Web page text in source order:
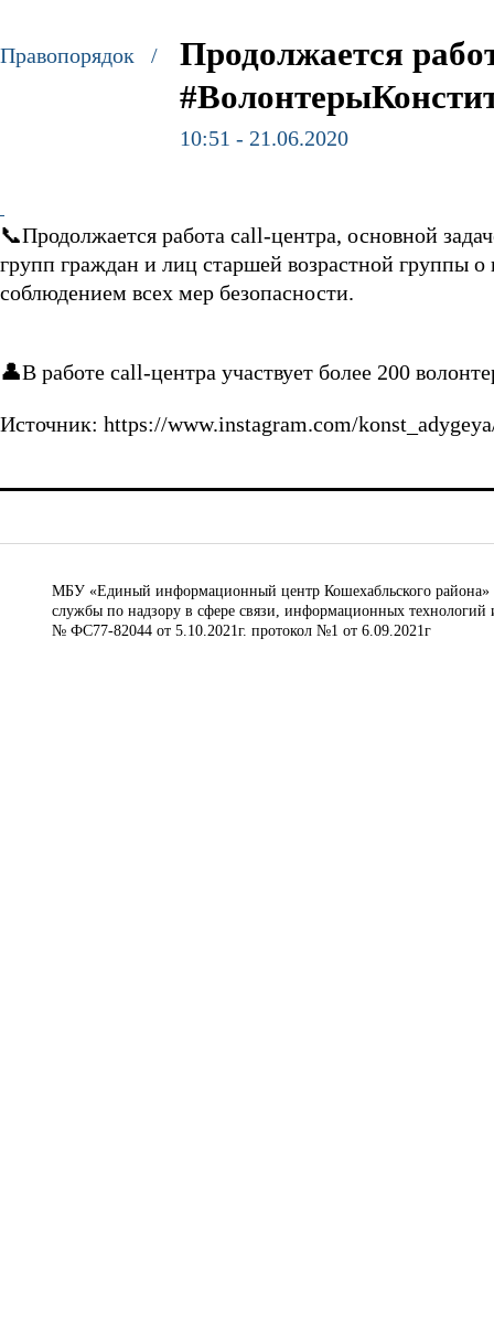
Правопорядок /
Продолжается
10:51 - 21.06.2020
📞Продолжается работа call-центра, основной
групп граждан и лиц старшей возрастной группы
соблюдением всех мер безопасности.
👤В работе call-центра участвует более 200
Источник: https://www.instagram.com/
МБУ «Единый информационный центр Кошехабльского района»
службы по надзору в сфере связи, информационных
№ ФС77-82044 от 5.10.2021г. протокол №1 от 6.09.2021г